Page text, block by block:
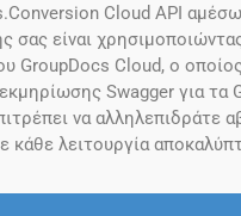
Cloud API
σας είναι
GroupDocs Cloud, ο οποίος
Swagger για τα
να αλληλεπιδράτε
κάθε λειτουργία